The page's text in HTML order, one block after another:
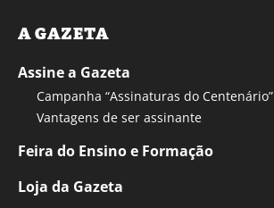
A GAZETA
Assine a Gazeta
Campanha “Assinaturas do Centenário”
Vantagens de ser assinante
Feira do Ensino e Formação
Loja da Gazeta